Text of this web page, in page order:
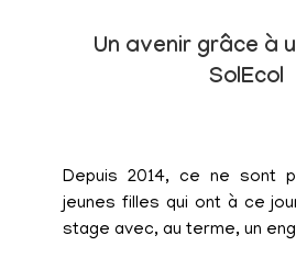
Un avenir grâce à
SolEcol
Depuis 2014, ce ne sont
jeunes filles qui ont à ce
stage avec, au terme, un